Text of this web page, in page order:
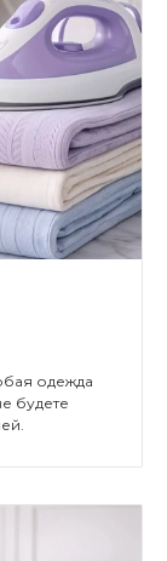
одежда
будете